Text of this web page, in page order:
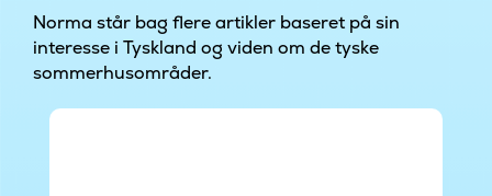
Norma står bag flere artikler baseret på sin
interesse i Tyskland og viden om de tyske
sommerhusområder.